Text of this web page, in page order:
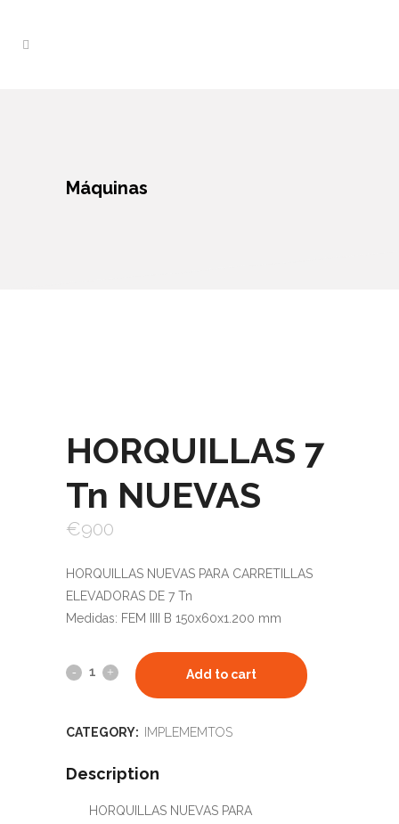
Máquinas
HORQUILLAS 7
Tn NUEVAS
€900
HORQUILLAS NUEVAS PARA CARRETILLAS
ELEVADORAS DE 7 Tn
Medidas: FEM IIII B 150x60x1.200 mm
Add to cart
CATEGORY: IMPLEMEMTOS
Description
HORQUILLAS NUEVAS PARA